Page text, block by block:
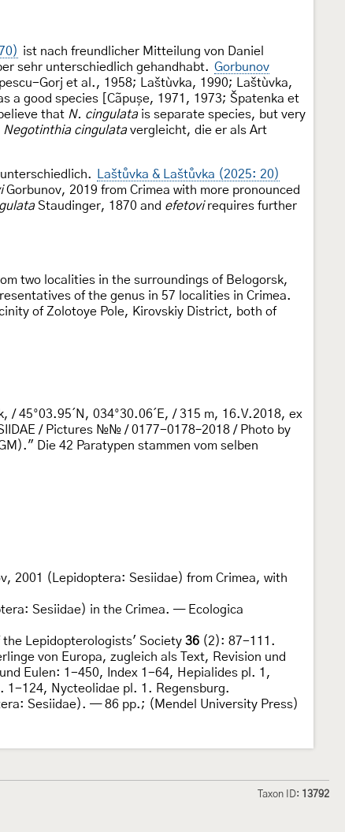
ist nach freundlicher Mitteilung von Daniel
sehr unterschiedlich gehandhabt. Gorbunov
Gorj et al., 1958; Laštùvka, 1990; Laštùvka,
good species [Cãpușe, 1971, 1973; Špatenka et
that N. cingulatais separate species, but very
Negotinthia cingulatavergleicht, die er als Art
Laštůvka & Laštůvka (2025: 20)
Gorbunov, 2019 from Crimea with more pronounced
Staudinger, 1870 and efetovirequires further
two localities in the surroundings of Belogorsk,
of the genus in 57 localities in Crimea.
of Zolotoye Pole, Kirovskiy District, both of
45°03.95´N, 034°30.06´E, / 315 m, 16.V.2018, ex
/ Pictures №№ / 0177-0178–2018 / Photo by
Die 42 Paratypen stammen vom selben
2001 (Lepidoptera: Sesiidae) from Crimea, with
Sesiidae) in the Crimea. — Ecologica
Lepidopterologists' Society 36 (2): 87-111.
von Europa, zugleich als Text, Revision und
Eulen: 1-450, Index 1-64, Hepialides pl. 1,
124, Nycteolidae pl. 1. Regensburg.
Sesiidae). — 86 pp.; (Mendel University Press)
Taxon ID: 13792